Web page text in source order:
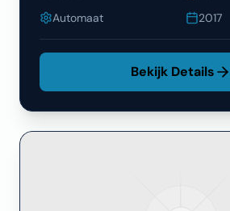
Automaat
2017
Bekijk Details